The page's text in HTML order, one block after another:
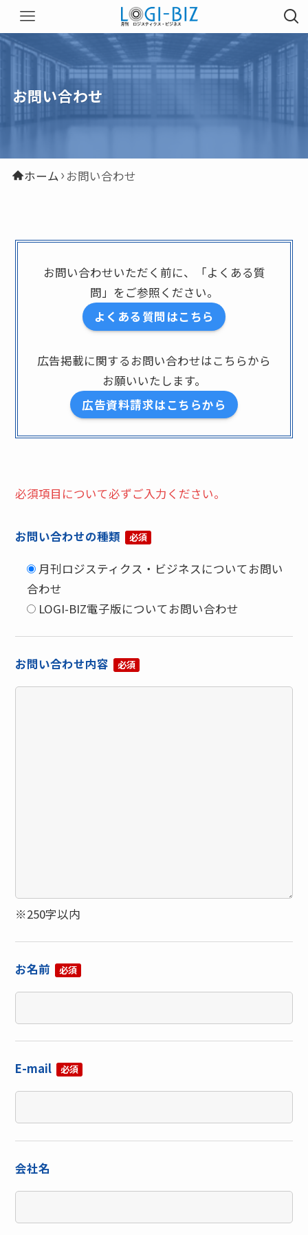
お問い合わせ
ホーム お問い合わせ
お問い合わせいただく前に、「よくある質
問」をご参照ください。
よくある質問はこちら
広告掲載に関するお問い合わせはこちらから
お願いいたします。
広告資料請求はこちらから
必須項目について必ずご入力ください。
お問い合わせの種類 必須
月刊ロジスティクス・ビジネスについてお問い
合わせ
LOGI-BIZ電子版についてお問い合わせ
お問い合わせ内容 必須
※250字以内
お名前 必須
E-mail 必須
会社名